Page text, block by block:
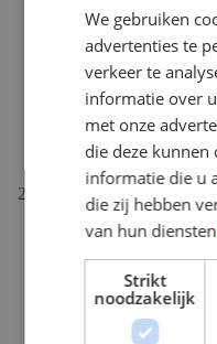
We gebruiken
advertenties te
verkeer te
informatie over
met onze
die deze
informatie die u
die zij hebben
van hun
Strikt
noodzakelijk